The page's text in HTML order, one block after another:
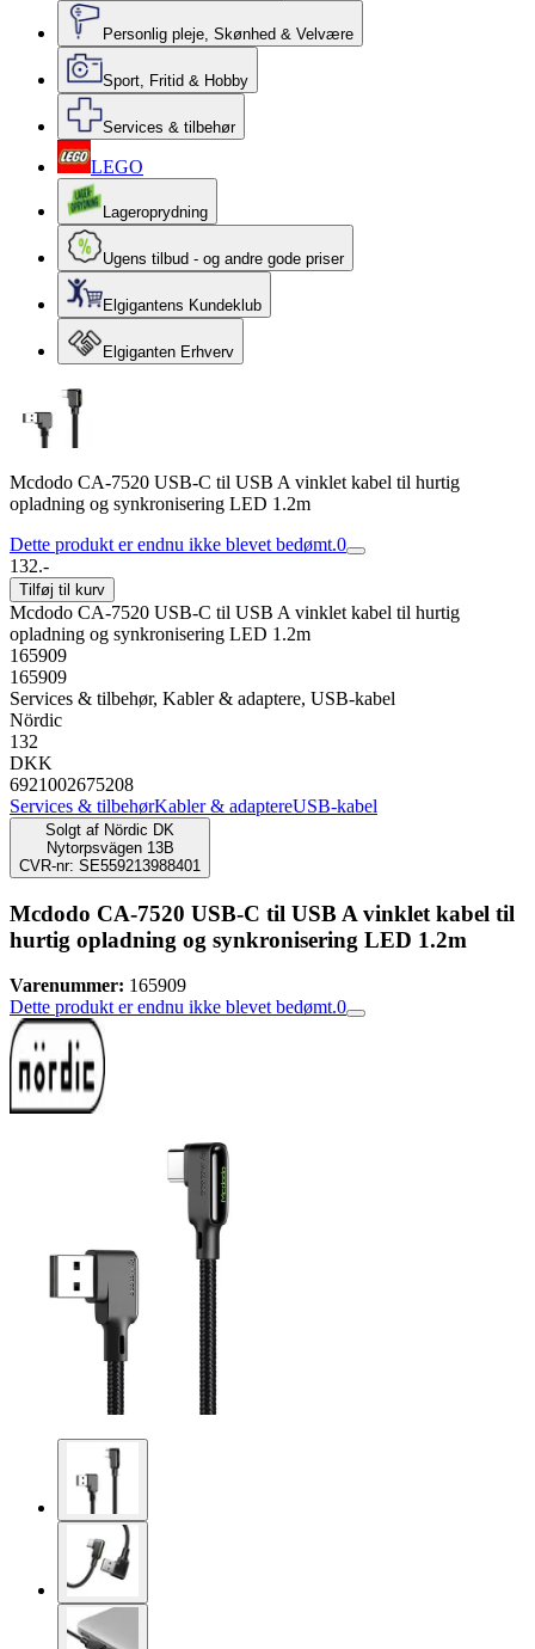
Personlig pleje, Skønhed & Velvære
Sport, Fritid & Hobby
Services & tilbehør
LEGO
Lageroprydning
Ugens tilbud - og andre gode priser
Elgigantens Kundeklub
Elgiganten Erhverv
Mcdodo CA-7520 USB-C til USB A vinklet kabel til hurtig
opladning og synkronisering LED 1.2m
Dette produkt er endnu ikke blevet bedømt.0
132.-
Tilføj til kurv
Mcdodo CA-7520 USB-C til USB A vinklet kabel til hurtig
opladning og synkronisering LED 1.2m
165909
165909
Services & tilbehør, Kabler & adaptere, USB-kabel
Nördic
132
DKK
6921002675208
Services & tilbehørKabler & adaptereUSB-kabel
Solgt af Nördic DK
Nytorpsvägen 13B
CVR-nr: SE559213988401
Mcdodo CA-7520 USB-C til USB A vinklet kabel til
hurtig opladning og synkronisering LED 1.2m
Varenummer: 165909
Dette produkt er endnu ikke blevet bedømt.0